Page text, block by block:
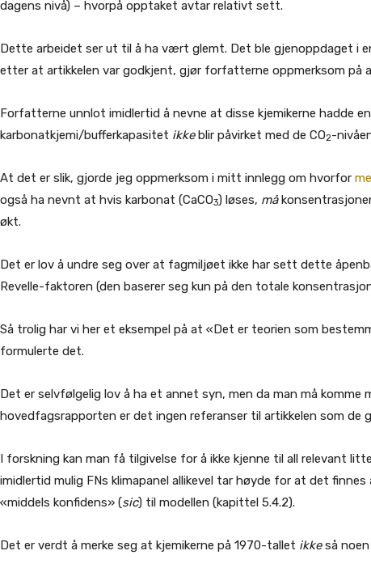
dagens nivå) – hvorpå opptaket avtar relativt sett.
Dette arbeidet ser ut til å ha vært glemt. Det ble gjenoppdaget i
etter at artikkelen var godkjent, gjør forfatterne oppmerksom på
Forfatterne unnlot imidlertid å nevne at disse kjemikerne hadde
karbonatkjemi/bufferkapasitet ikkeblir påvirket med de CO2-
At det er slik, gjorde jeg oppmerksom i mitt innlegg om hvorfor
også ha nevnt at hvis karbonat (CaCO3) løses, må
økt.
Det er lov å undre seg over at fagmiljøet ikke har sett dette
Revelle-faktoren (den baserer seg kun på den totale
Så trolig har vi her et eksempel på at «Det er teorien som
formulerte det.
Det er selvfølgelig lov å ha et annet syn, men da man må komme
hovedfagsrapporten er det ingen referanser til artikkelen som de
I forskning kan man få tilgivelse for å ikke kjenne til all relevant
imidlertid mulig FNs klimapanel allikevel tar høyde for at det finnes
«middels konfidens» (sic) til modellen (kapittel 5.4.2).
Det er verdt å merke seg at kjemikerne på 1970-tallet ikkeså noen